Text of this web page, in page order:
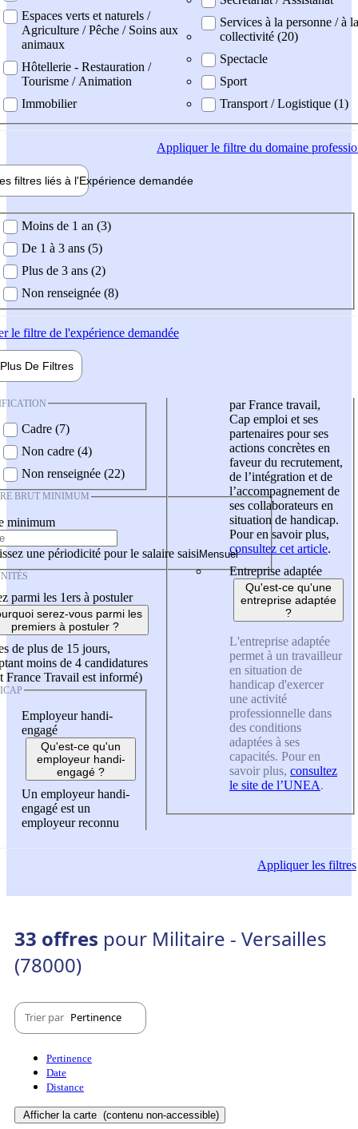
Espaces verts et naturels /
Agriculture / Pêche / Soins aux
animaux
Hôtellerie - Restauration /
Tourisme / Animation
Immobilier
Services à la personne / à la
collectivité (20)
Spectacle
Sport
Transport / Logistique (1)
Appliquerle filtre du domaine
filtres liés à l'Expérience demandée
demandée
Moins de 1 an (3)
De 1 à 3 ans (5)
Plus de 3 ans (2)
Non renseignée (8)
le filtre de l'expérience demandée
Plus De Filtres
Cadre (7)
Non cadre (4)
Non renseignée (22)
BRUT MINIMUM
minimum
une périodicité pour le salaire saisi
parmi les 1ers à postuler
serez-vous parmi les
premiers à postuler ?
de plus de 15 jours,
moins de 4 candidatures
France Travail est informé)
Employeur handi-
engagé
Qu'est-ce qu'un
employeur handi-
engagé ?
Un employeur handi-
engagé est un
employeur reconnu
par France travail,
Cap emploi et ses
partenaires pour ses
actions concrètes en
faveur du recrutement,
de l’intégration et de
l’accompagnement de
ses collaborateurs en
situation de handicap.
Pour en savoir plus,
consultez cet article.
Entreprise adaptée
Qu'est-ce qu'une
entreprise adaptée
?
L'entreprise adaptée
permet à un travailleur
en situation de
handicap d'exercer
une activité
professionnelle dans
des conditions
adaptées à ses
capacités. Pour en
savoir plus, consultez
le site de l’UNEA.
Appliquerles filtres
33 offres pour Militaire - Versailles
(78000)
Trier par Pertinence
Pertinence
Date
Distance
Afficher la carte (contenu non-accessible)